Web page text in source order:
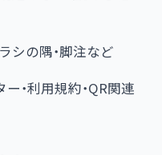
シの隅・脚注など
ー・利用規約・QR関連